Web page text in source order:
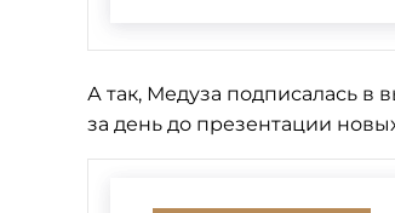
А так, Медуза подписалась в
за день до презентации